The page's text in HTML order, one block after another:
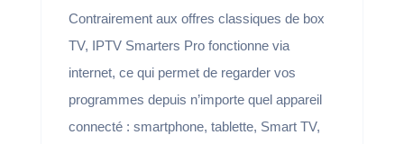
Contrairement aux offres classiques de box
TV, IPTV Smarters Pro fonctionne via
internet, ce qui permet de regarder vos
programmes depuis n’importe quel appareil
connecté : smartphone, tablette, Smart TV,